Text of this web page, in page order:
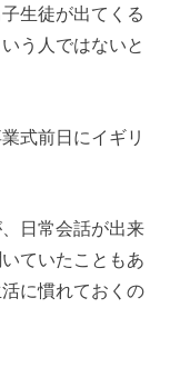
生徒が出てくる
う人ではないと
式前日にイギリ
日常会話が出来
ていたこともあ
に慣れておくの